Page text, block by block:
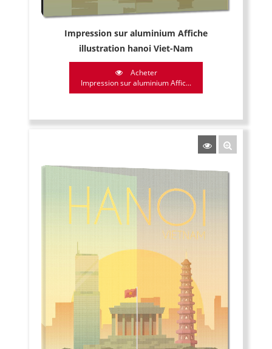
Impression sur aluminium Affiche
illustration hanoi Viet-Nam
Acheter
Impression sur aluminium Affic...